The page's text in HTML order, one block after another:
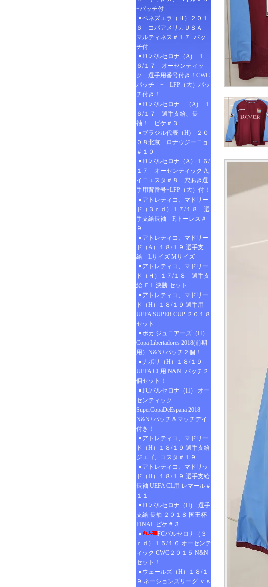
+パッチ付
ベネズエラ（Ｈ）２０１
６ コパアメリカＵＳＡ
マルティネス＃１７+パッ
チ付
FCバルセロナ（A) １
６/１７ オーセンティッ
ク 選手用番号付き！CWC
パッチ + LFP（大）パッ
チ付き！
FCバルセロナ （A) １
６/１７ 選手支給、長
袖！ ピケ＃３
ブラジル代表（H) ２０
０８北京 ロナウジーニョ
＃１０
FCバルセロナ（A）１６/
１７ オーセンティック A,
イニエスタ＃８ 穴あき選
手用背番号+LFP（大）付！
アトレティコ、マドリー
ド（３ｒｄ）１７/１８ 選
手支給長袖 F,トーレス＃
９
アトレティコ、マドリー
ド（A）１８/１９ 選手支
給 Lサイズ Mサイズ
アトレティコ、マドリー
ド（Ｈ）１７/１８ 選手支
給 ＥＬ決勝 セット
アトレティコ、マドリー
ド（H）１８/１９ 選手用
UEFA SUPER CUP ２０１８
セット
ボカ ジュニアーズ（H）
Copa Libertadores 2018(前期
用）N&N+パッチ２個！
ナポリ（H）１８/１９
UEFA CL用 N&N+パッチ２
個セット！
FCバルセロナ（H） オー
センティック
SuperCopaDeEspana 2018
N&N+パッチ＆マッチデイ
付き！
アトレティコ、マドリー
ド（H）１８/１９ 選手支給
ジエゴ、コスタ＃１９
アトレティコ、マドリッ
ド（H）１８/１９ 選手支給
長袖 UEFA CL用 レマール＃
１１
FCバルセロナ（H) 選手
支給 長袖 ２０１８ 国王杯
FINAL ピケ＃３
FCバルセロナ（３
ｒｄ）１５/１６ オーセンテ
ィック CWC２０１５ N&N
セット！
ウェールズ（H）１８/１
９ ネーションズリーグ ｖｓ